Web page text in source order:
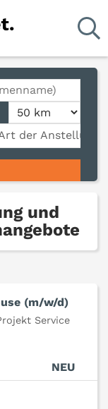
der Anstellung
und
(m/w/d)
Service
NEU